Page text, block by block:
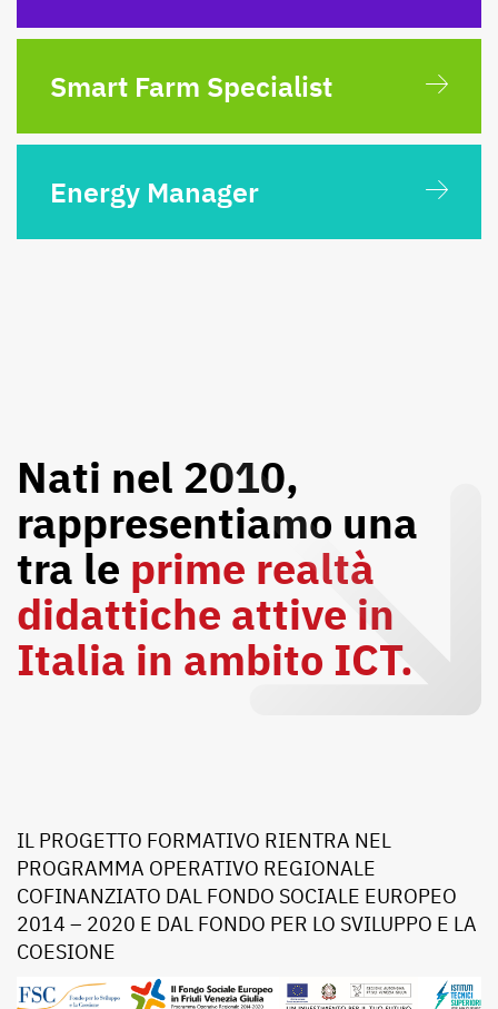
Smart Farm Specialist
Energy Manager
Nati nel 2010,
rappresentiamo una
tra le prime realtà
didattiche attive in
Italia in ambito ICT.
IL PROGETTO FORMATIVO RIENTRA NEL
PROGRAMMA OPERATIVO REGIONALE
COFINANZIATO DAL FONDO SOCIALE EUROPEO
2014 – 2020 E DAL FONDO PER LO SVILUPPO E LA
COESIONE